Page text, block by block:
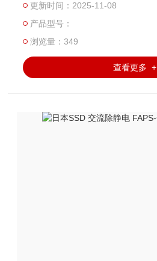
更新时间：2025-11-08
产品型号：
浏览量：349
查看更多 +